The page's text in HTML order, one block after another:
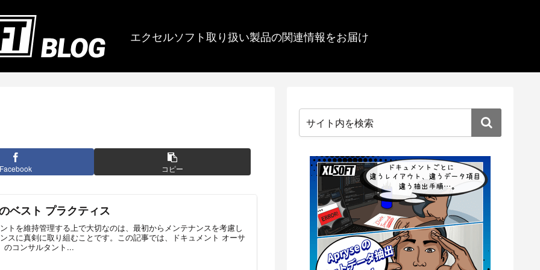
エクセルソフト取り扱い製品の関連情報をお届け
Facebook コピー
ベスト プラクティス
トを維持管理する上で大切なのは、最初からメンテナンスを考慮し
スに真剣に取り組むことです。この記事では、ドキュメント オーサ
のコンサルタント...